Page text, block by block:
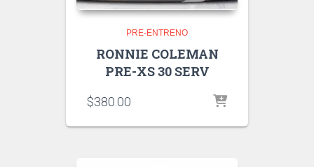
PRE-ENTRENO
RONNIE COLEMAN
PRE-XS 30 SERV
$380.00